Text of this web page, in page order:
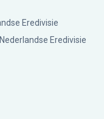
Eredivisie
Eredivisie